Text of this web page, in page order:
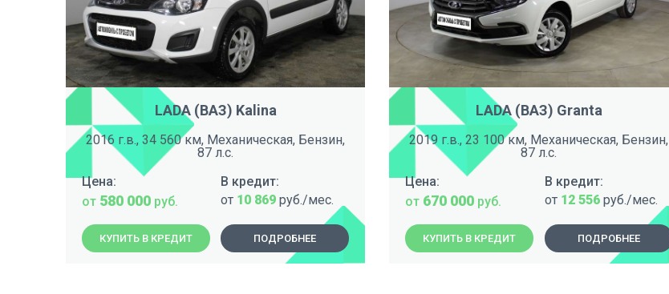
LADA (ВАЗ) Kalina
2016 г.в., 34 560 км, Механическая, Бензин,
87 л.с.
Цена:
от 580 000 руб.
В кредит:
от 10 869руб./мес.
КУПИТЬ В КРЕДИТ ПОДРОБНЕЕ
LADA (ВАЗ) Granta
2019 г.в., 23 100 км, Механическая, Бензин,
87 л.с.
Цена:
от 670 000 руб.
В кредит:
от 12 556 руб./мес.
КУПИТЬ В КРЕДИТ ПОДРОБНЕЕ